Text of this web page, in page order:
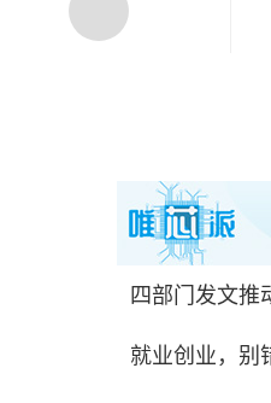
四部门发文推
就业创业，别